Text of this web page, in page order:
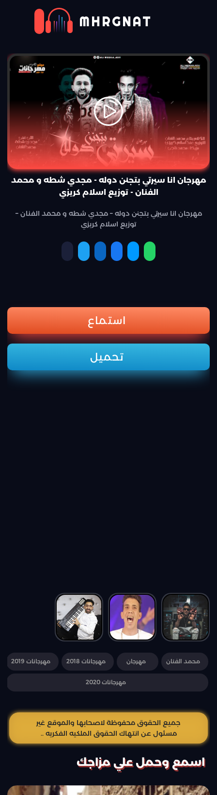
MHRGNAT
مهرجان انا سيرتي بتجنن دوله - مجدي شطه و محمد
الفنان - توزيع اسلام كريزي
مهرجان انا سيرتي بتجنن دوله – مجدي شطه و محمد الفنان –
توزيع اسلام كريزي
استماع
تحميل
محمد الفنان مهرجان مهرجانات 2018 مهرجانات 2019
مهرجانات 2020
جميع الحقوق محفوظة لاصحابها والموقع غير
مسئول عن انتهاك الحقوق الملكيه الفكريه ..
اسمع وحمل علي مزاجك